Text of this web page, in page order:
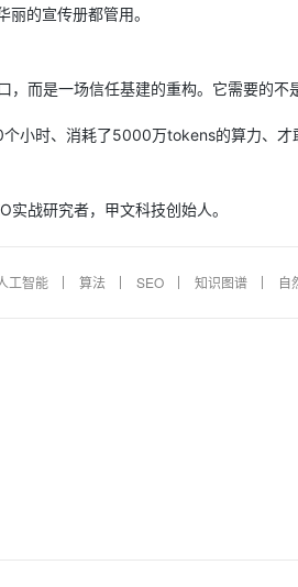
丽的宣传册都管用。
，而是一场信任基建的重构。它需要的不
小时、消耗了5000万tokens的算力、才
实战研究者，甲文科技创始人。
工智能 算法 SEO 知识图谱 自